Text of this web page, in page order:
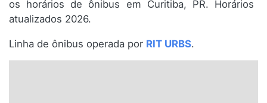
Paraná
Santa Catarina
os horários de ônibus em Curitiba, PR. Horários
atualizados 2026.
Linha de ônibus operada por RIT URBS.